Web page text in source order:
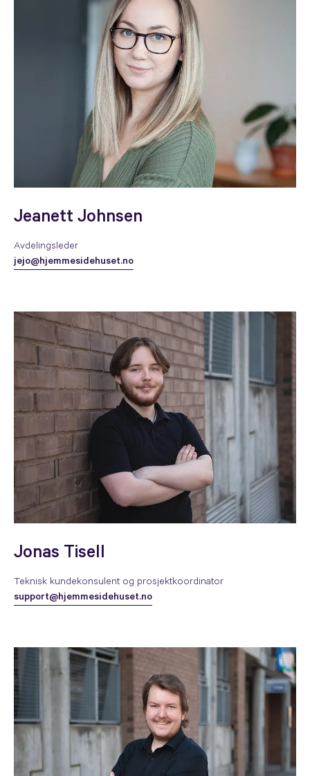
Jeanett Johnsen
Avdelingsleder
jejo@hjemmesidehuset.no
Jonas Tisell
Teknisk kundekonsulent og prosjektkoordinator
support@hjemmesidehuset.no